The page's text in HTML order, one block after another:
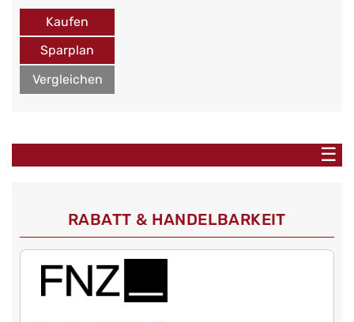
Kaufen
Sparplan
Vergleichen
☰
RABATT & HANDELBARKEIT